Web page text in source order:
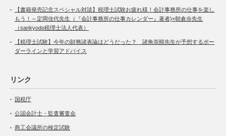
【書籍発売記念スペシャル対談】税理士試験お疲れ様！会計事務所の仕事を楽し
もう！～定岡佳代先生（『会計事務所の仕事カレンダー』著者)×朝倉歩先生
（sankyodo税理士法人代表）
【税理士試験】今年の財務諸表論はどうだった？ 諸角崇順先生が予想するボー
ダーラインと学習アドバイス
リンク
国税庁
公認会計士・監査審査会
商工会議所の検定試験